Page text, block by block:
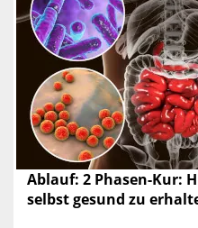
Ablauf: 2 Phasen-Kur:
selbst gesund zu